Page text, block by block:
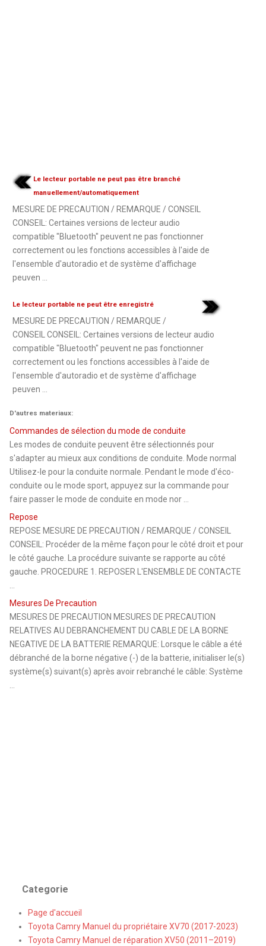
Le lecteur portable ne peut pas être branché
manuellement/automatiquement
MESURE DE PRECAUTION / REMARQUE / CONSEIL
CONSEIL: Certaines versions de lecteur audio
compatible "Bluetooth" peuvent ne pas fonctionner
correctement ou les fonctions accessibles à l'aide de
l'ensemble d'autoradio et de système d'affichage
peuven ...
Le lecteur portable ne peut être enregistré
MESURE DE PRECAUTION / REMARQUE /
CONSEIL CONSEIL: Certaines versions de lecteur audio
compatible "Bluetooth" peuvent ne pas fonctionner
correctement ou les fonctions accessibles à l'aide de
l'ensemble d'autoradio et de système d'affichage
peuven ...
D'autres materiaux:
Commandes de sélection du mode de conduite
Les modes de conduite peuvent être sélectionnés pour
s'adapter au mieux aux conditions de conduite. Mode normal
Utilisez-le pour la conduite normale. Pendant le mode d'éco-
conduite ou le mode sport, appuyez sur la commande pour
faire passer le mode de conduite en mode nor ...
Repose
REPOSE MESURE DE PRECAUTION / REMARQUE / CONSEIL
CONSEIL: Procéder de la même façon pour le côté droit et pour
le côté gauche. La procédure suivante se rapporte au côté
gauche. PROCEDURE 1. REPOSER L'ENSEMBLE DE CONTACTE
Mesures De Precaution
MESURES DE PRECAUTION MESURES DE PRECAUTION
RELATIVES AU DEBRANCHEMENT DU CABLE DE LA BORNE
NEGATIVE DE LA BATTERIE REMARQUE: Lorsque le câble a été
débranché de la borne négative (-) de la batterie, initialiser le(s)
système(s) suivant(s) après avoir rebranché le câble: Système
Categorie
Page d'accueil
Toyota Camry Manuel du propriétaire XV70 (2017-2023)
Toyota Camry Manuel de réparation XV50 (2011–2019)